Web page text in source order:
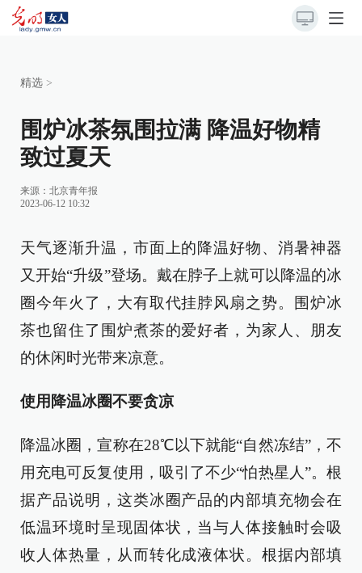
精选 >
围炉冰茶氛围拉满 降温好物精
致过夏天
来源： 北京青年报
2023-06-12 10:32
天气逐渐升温，市面上的降温好物、消暑神器
又开始“升级”登场。戴在脖子上就可以降温的冰
圈今年火了，大有取代挂脖风扇之势。围炉冰
茶也留住了围炉煮茶的爱好者，为家人、朋友
的休闲时光带来凉意。
使用降温冰圈不要贪凉
降温冰圈，宣称在28℃以下就能“自然冻结”，不
用充电可反复使用，吸引了不少“怕热星人”。根
据产品说明，这类冰圈产品的内部填充物会在
低温环境时呈现固体状，当与人体接触时会吸
收人体热量，从而转化成液体状。根据内部填